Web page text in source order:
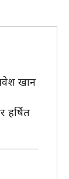
खान